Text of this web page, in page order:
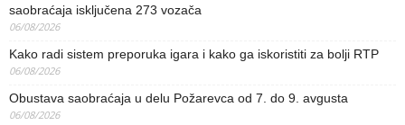
saobraćaja isključena 273 vozača
06/08/2026
Kako radi sistem preporuka igara i kako ga iskoristiti za bolji RTP
06/08/2026
Obustava saobraćaja u delu Požarevca od 7. do 9. avgusta
06/08/2026